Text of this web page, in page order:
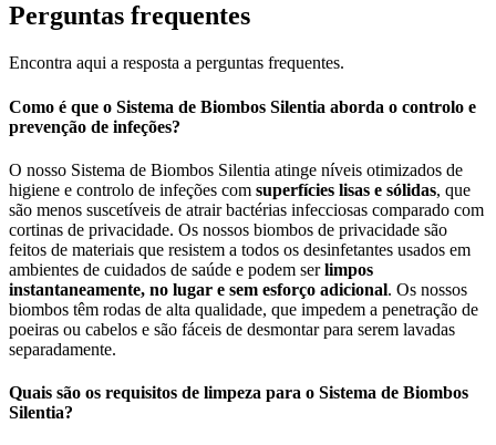
Perguntas frequentes
Encontra aqui a resposta a perguntas frequentes.
Como é que o Sistema de Biombos Silentia aborda o controlo e
prevenção de infeções?
O nosso Sistema de Biombos Silentia atinge níveis otimizados de
higiene e controlo de infeções com superfícies lisas e sólidas, que
são menos suscetíveis de atrair bactérias infecciosas comparado com
cortinas de privacidade. Os nossos biombos de privacidade são
feitos de materiais que resistem a todos os desinfetantes usados em
ambientes de cuidados de saúde e podem serlimpos
instantaneamente, no lugar e sem esforço adicional. Os nossos
biombos têm rodas de alta qualidade, que impedem a penetração de
poeiras ou cabelos e são fáceis de desmontar para serem lavadas
separadamente.
Quais são os requisitos de limpeza para o Sistema de Biombos
Silentia?